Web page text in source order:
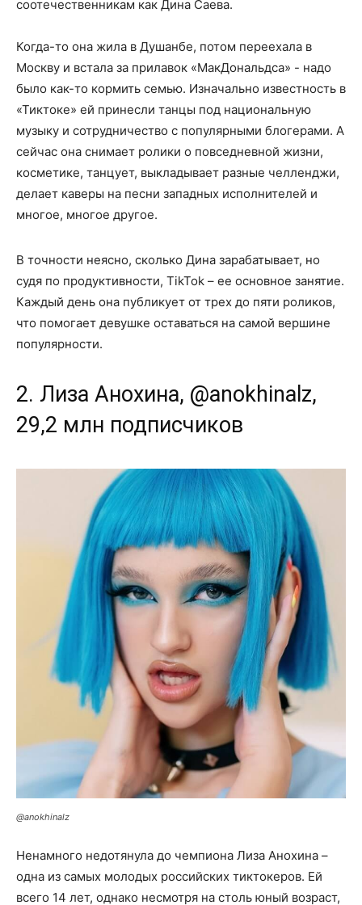
соотечественникам как Дина Саева.
Когда-то она жила в Душанбе, потом переехала в
Москву и встала за прилавок «МакДональдса» - надо
было как-то кормить семью. Изначально известность в
«Тиктоке» ей принесли танцы под национальную
музыку и сотрудничество с популярными блогерами. А
сейчас она снимает ролики о повседневной жизни,
косметике, танцует, выкладывает разные челленджи,
делает каверы на песни западных исполнителей и
многое, многое другое.
В точности неясно, сколько Дина зарабатывает, но
судя по продуктивности, TikTok – ее основное занятие.
Каждый день она публикует от трех до пяти роликов,
что помогает девушке оставаться на самой вершине
популярности.
2. Лиза Анохина, @anokhinalz,
29,2 млн подписчиков
@anokhinalz
Ненамного недотянула до чемпиона Лиза Анохина –
одна из самых молодых российских тиктокеров. Ей
всего 14 лет, однако несмотря на столь юный возраст,